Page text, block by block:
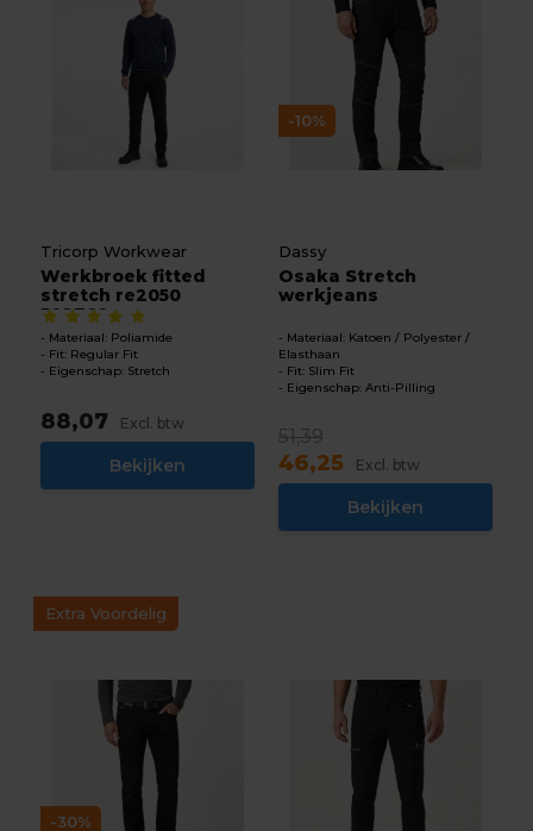
Tricorp Workwear
Werkbroek fitted
stretch re2050
502702
Materiaal: Poliamide
Fit: Regular Fit
Eigenschap: Stretch
88,07 Excl. btw
Bekijken
-10%
Dassy
Osaka Stretch
werkjeans
Materiaal: Katoen / Polyester /
Elasthaan
Fit: Slim Fit
Eigenschap: Anti-Pilling
51,39
46,25 Excl. btw
Bekijken
-30%
Extra Voordelig